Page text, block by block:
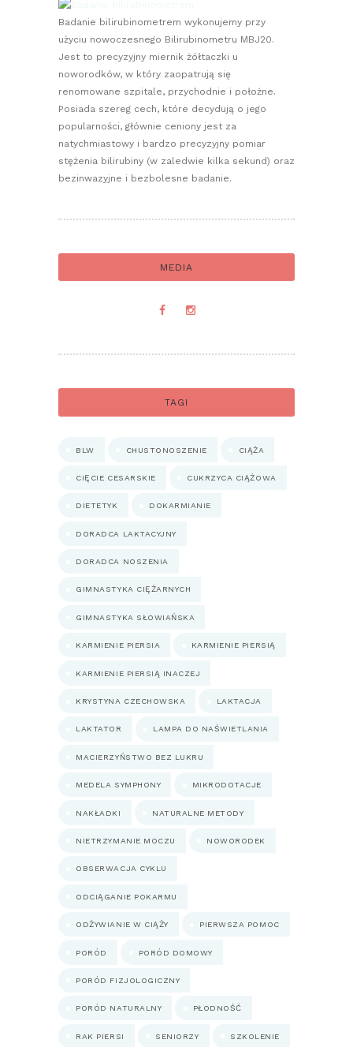
Badanie bilirubinometrem wykonujemy przy
użyciu nowoczesnego Bilirubinometru MBJ20.
Jest to precyzyjny miernik żółtaczki u
noworodków, w który zaopatrują się
renomowane szpitale, przychodnie i położne.
Posiada szereg cech, które decydują o jego
popularności, głównie ceniony jest za
natychmiastowy i bardzo precyzyjny pomiar
stężenia bilirubiny (w zaledwie kilka sekund) oraz
bezinwazyjne i bezbolesne badanie.
MEDIA
TAGI
BLW CHUSTONOSZENIE CIĄŻA
CIĘCIE CESARSKIE CUKRZYCA CIĄŻOWA
DIETETYK DOKARMIANIE
DORADCA LAKTACYJNY
DORADCA NOSZENIA
GIMNASTYKA CIĘŻARNYCH
GIMNASTYKA SŁOWIAŃSKA
KARMIENIE PIERSIA KARMIENIE PIERSIĄ
KARMIENIE PIERSIĄ INACZEJ
KRYSTYNA CZECHOWSKA LAKTACJA
LAKTATOR LAMPA DO NAŚWIETLANIA
MACIERZYŃSTWO BEZ LUKRU
MEDELA SYMPHONY MIKRODOTACJE
NAKŁADKI NATURALNE METODY
NIETRZYMANIE MOCZU NOWORODEK
OBSERWACJA CYKLU
ODCIĄGANIE POKARMU
ODŻYWIANIE W CIĄŻY PIERWSZA POMOC
PORÓD PORÓD DOMOWY
PORÓD FIZJOLOGICZNY
PORÓD NATURALNY PŁODNOŚĆ
RAK PIERSI SENIORZY SZKOLENIE